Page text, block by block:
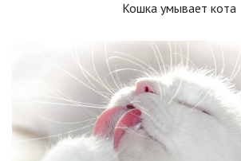
Кошка умывает кота